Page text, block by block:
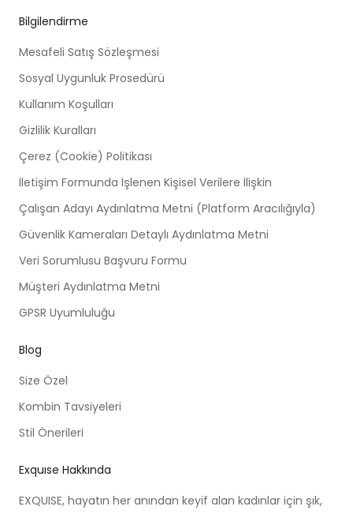
Bilgilendirme
Mesafeli Satış Sözleşmesi
Sosyal Uygunluk Prosedürü
Kullanım Koşulları
Gizlilik Kuralları
Çerez (Cookie) Politikası
İletişim Formunda İşlenen Kişisel Verilere İlişkin
Çalışan Adayı Aydınlatma Metni (Platform Aracılığıyla)
Güvenlik Kameraları Detaylı Aydınlatma Metni
Veri Sorumlusu Başvuru Formu
Müşteri Aydınlatma Metni
GPSR Uyumluluğu
Blog
Size Özel
Kombin Tavsiyeleri
Stil Önerileri
Exquıse Hakkında
EXQUISE, hayatın her anından keyif alan kadınlar için şık,